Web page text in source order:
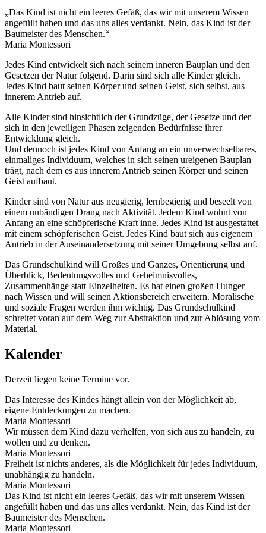
„Das Kind ist nicht ein leeres Gefäß, das wir mit unserem Wissen
angefüllt haben und das uns alles verdankt. Nein, das Kind ist der
Baumeister des Menschen.“
Maria Montessori
Jedes Kind entwickelt sich nach seinem inneren Bauplan und den
Gesetzen der Natur folgend. Darin sind sich alle Kinder gleich.
Jedes Kind baut seinen Körper und seinen Geist, sich selbst, aus
innerem Antrieb auf.
Alle Kinder sind hinsichtlich der Grundzüge, der Gesetze und der
sich in den jeweiligen Phasen zeigenden Bedürfnisse ihrer
Entwicklung gleich.
Und dennoch ist jedes Kind von Anfang an ein unverwechselbares,
einmaliges Individuum, welches in sich seinen ureigenen Bauplan
trägt, nach dem es aus innerem Antrieb seinen Körper und seinen
Geist aufbaut.
Kinder sind von Natur aus neugierig, lernbegierig und beseelt von
einem unbändigen Drang nach Aktivität. Jedem Kind wohnt von
Anfang an eine schöpferische Kraft inne. Jedes Kind ist ausgestattet
mit einem schöpferischen Geist. Jedes Kind baut sich aus eigenem
Antrieb in der Auseinandersetzung mit seiner Umgebung selbst auf.
Das Grundschulkind will Großes und Ganzes, Orientierung und
Überblick, Bedeutungsvolles und Geheimnisvolles,
Zusammenhänge statt Einzelheiten. Es hat einen großen Hunger
nach Wissen und will seinen Aktionsbereich erweitern. Moralische
und soziale Fragen werden ihm wichtig. Das Grundschulkind
schreitet voran auf dem Weg zur Abstraktion und zur Ablösung vom
Material.
Kalender
Derzeit liegen keine Termine vor.
Das Interesse des Kindes hängt allein von der Möglichkeit ab,
eigene Entdeckungen zu machen.
Maria Montessori
Wir müssen dem Kind dazu verhelfen, von sich aus zu handeln, zu
wollen und zu denken.
Maria Montessori
Freiheit ist nichts anderes, als die Möglichkeit für jedes Individuum,
unabhängig zu handeln.
Maria Montessori
Das Kind ist nicht ein leeres Gefäß, das wir mit unserem Wissen
angefüllt haben und das uns alles verdankt. Nein, das Kind ist der
Baumeister des Menschen.
Maria Montessori